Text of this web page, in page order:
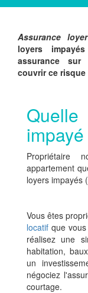
Assurance
loyers
assurance sur
couvrir ce risque
Propriétaire
appartement
loyers impayés
Vous êtes
locatif que
réalisez une
habitation,
un
négociez
courtage.